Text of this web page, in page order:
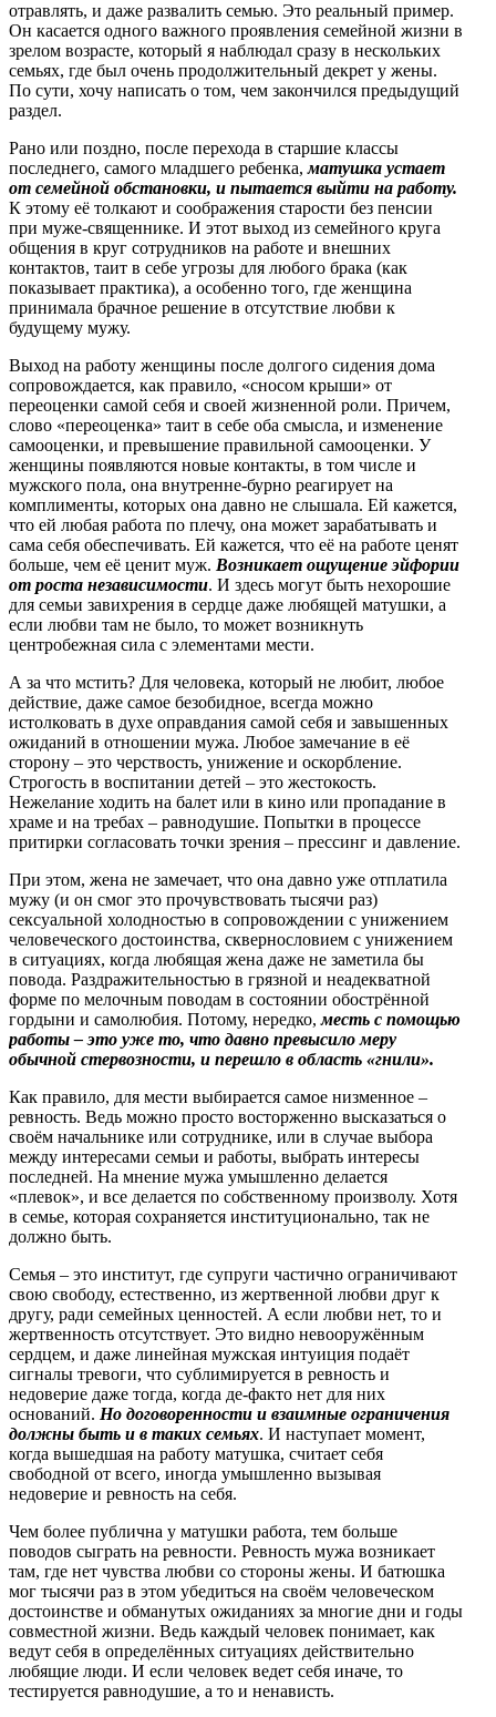
отравлять, и даже развалить семью. Это реальный пример.
Он касается одного важного проявления семейной жизни в
зрелом возрасте, который я наблюдал сразу в нескольких
семьях, где был очень продолжительный декрет у жены.
По сути, хочу написать о том, чем закончился предыдущий
раздел.
Рано или поздно, после перехода в старшие классы
последнего, самого младшего ребенка,матушка устает
от семейной обстановки, и пытается выйти на работу.
К этому её толкают и соображения старости без пенсии
при муже-священнике. И этот выход из семейного круга
общения в круг сотрудников на работе и внешних
контактов, таит в себе угрозы для любого брака (как
показывает практика), а особенно того, где женщина
принимала брачное решение в отсутствие любви к
будущему мужу.
Выход на работу женщины после долгого сидения дома
сопровождается, как правило, «сносом крыши» от
переоценки самой себя и своей жизненной роли. Причем,
слово «переоценка» таит в себе оба смысла, и изменение
самооценки, и превышение правильной самооценки. У
женщины появляются новые контакты, в том числе и
мужского пола, она внутренне-бурно реагирует на
комплименты, которых она давно не слышала. Ей кажется,
что ей любая работа по плечу, она может зарабатывать и
сама себя обеспечивать. Ей кажется, что её на работе ценят
больше, чем её ценит муж. Возникает ощущение эйфории
от роста независимости. И здесь могут быть нехорошие
для семьи завихрения в сердце даже любящей матушки, а
если любви там не было, то может возникнуть
центробежная сила с элементами мести.
А за что мстить? Для человека, который не любит, любое
действие, даже самое безобидное, всегда можно
истолковать в духе оправдания самой себя и завышенных
ожиданий в отношении мужа. Любое замечание в её
сторону – это черствость, унижение и оскорбление.
Строгость в воспитании детей – это жестокость.
Нежелание ходить на балет или в кино или пропадание в
храме и на требах – равнодушие. Попытки в процессе
притирки согласовать точки зрения – прессинг и давление.
При этом, жена не замечает, что она давно уже отплатила
мужу (и он смог это прочувствовать тысячи раз)
сексуальной холодностью в сопровождении с унижением
человеческого достоинства, сквернословием с унижением
в ситуациях, когда любящая жена даже не заметила бы
повода. Раздражительностью в грязной и неадекватной
форме по мелочным поводам в состоянии обострённой
гордыни и самолюбия. Потому, нередко,месть с помощью
работы – это уже то, что давно превысило меру
обычной стервозности, и перешло в область «гнили».
Как правило, для мести выбирается самое низменное –
ревность. Ведь можно просто восторженно высказаться о
своём начальнике или сотруднике, или в случае выбора
между интересами семьи и работы, выбрать интересы
последней. На мнение мужа умышленно делается
«плевок», и все делается по собственному произволу. Хотя
в семье, которая сохраняется институционально, так не
должно быть.
Семья – это институт, где супруги частично ограничивают
свою свободу, естественно, из жертвенной любви друг к
другу, ради семейных ценностей. А если любви нет, то и
жертвенность отсутствует. Это видно невооружённым
сердцем, и даже линейная мужская интуиция подаёт
сигналы тревоги, что сублимируется в ревность и
недоверие даже тогда, когда де-факто нет для них
оснований. Но договоренности и взаимные ограничения
должны быть и в таких семьях. И наступает момент,
когда вышедшая на работу матушка, считает себя
свободной от всего, иногда умышленно вызывая
недоверие и ревность на себя.
Чем более публична у матушки работа, тем больше
поводов сыграть на ревности. Ревность мужа возникает
там, где нет чувства любви со стороны жены. И батюшка
мог тысячи раз в этом убедиться на своём человеческом
достоинстве и обманутых ожиданиях за многие дни и годы
совместной жизни. Ведь каждый человек понимает, как
ведут себя в определённых ситуациях действительно
любящие люди. И если человек ведет себя иначе, то
тестируется равнодушие, а то и ненависть.